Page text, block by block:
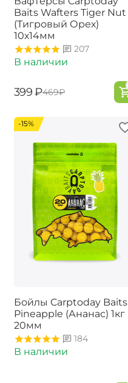
Baits Wafters Tiger Nut
(Тигровый Орех)
10х14мм
207
В наличии
‍399‍ ₽‍469‍₽
-15%
Бойлы Carptoday Baits
Pineapple (Ананас) 1кг
20мм
184
В наличии